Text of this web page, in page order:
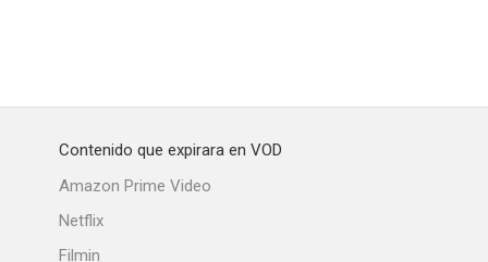
Contenido que expirara en VOD
Amazon Prime Video
Netflix
Filmin